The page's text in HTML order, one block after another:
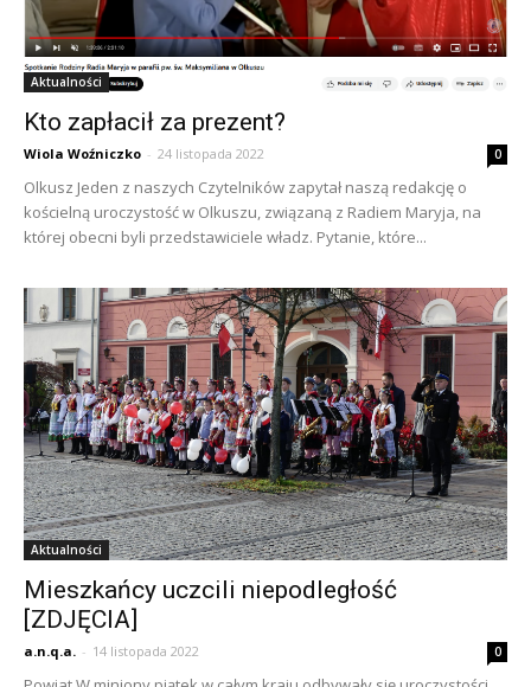
Aktualności
Kto zapłacił za prezent?
Wiola Woźniczko - 24 listopada 2022 0
Olkusz Jeden z naszych Czytelników zapytał naszą redakcję o
kościelną uroczystość w Olkuszu, związaną z Radiem Maryja, na
której obecni byli przedstawiciele władz. Pytanie, które...
Aktualności
Mieszkańcy uczcili niepodległość
[ZDJĘCIA]
a.n.q.a. - 14 listopada 2022 0